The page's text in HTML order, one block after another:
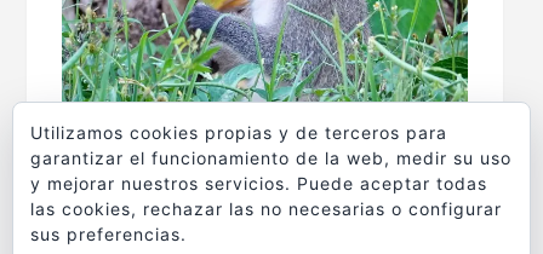
Además, es el mejor lugar para disfrutar de
una buena comida típica a base de tilapia
Utilizamos cookies propias y de terceros para
garantizar el funcionamiento de la web, medir su uso
y mejorar nuestros servicios. Puede aceptar todas
las cookies, rechazar las no necesarias o configurar
sus preferencias.